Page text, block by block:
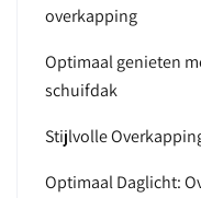
overkapping
Optimaal genieten
schuifdak
Stijlvolle
Optimaal Daglicht: